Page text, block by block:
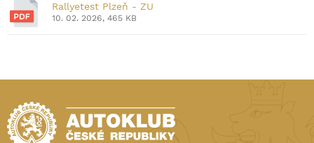
Rallyetest Plzeň - ZU
10. 02. 2026, 465 KB